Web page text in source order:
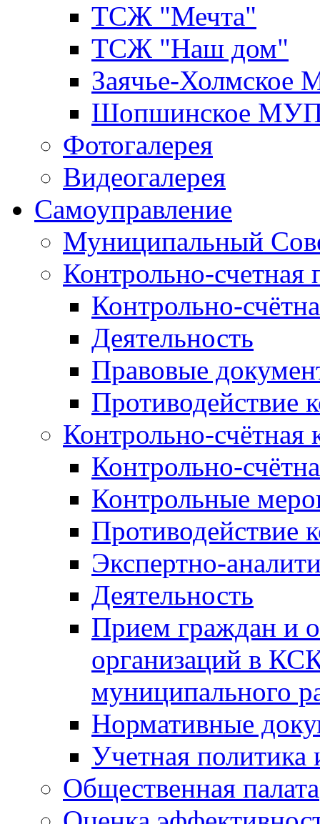
ТСЖ "Мечта"
ТСЖ "Наш дом"
Заячье-
Шопшинское
Фотогалерея
Видеогалерея
Самоуправление
Муниципальный
Контрольно-счетная
Контрольно-
Деятельность
Правовые
Противодействие
Контрольно-счётная
Контрольно-
Контрольные
Противодействие
Экспертно-
Деятельность
Прием граждан и
организаций в
муниципального
Нормативные
Учетная политика
Общественная палата